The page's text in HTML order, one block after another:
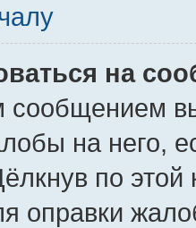
на
на него,
по этой
оправки